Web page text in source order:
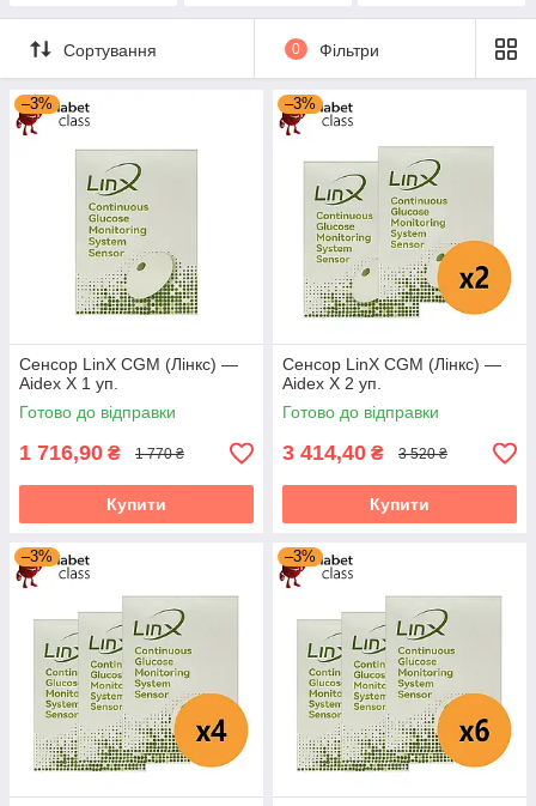
реальному часі за будь-якої погоди!
Найпопулярніші товари з каталогу
Сортування 0 Фільтри
–3%
Сенсор LinX CGM (Лінкс) —
Aidex X 1 уп.
Готово до відправки
1 716,90 ₴ 1 770 ₴
Купити
–3%
Сенсор LinX CGM (Лінкс) —
Aidex X 2 уп.
Готово до відправки
3 414,40 ₴ 3 520 ₴
Купити
–3% –3%